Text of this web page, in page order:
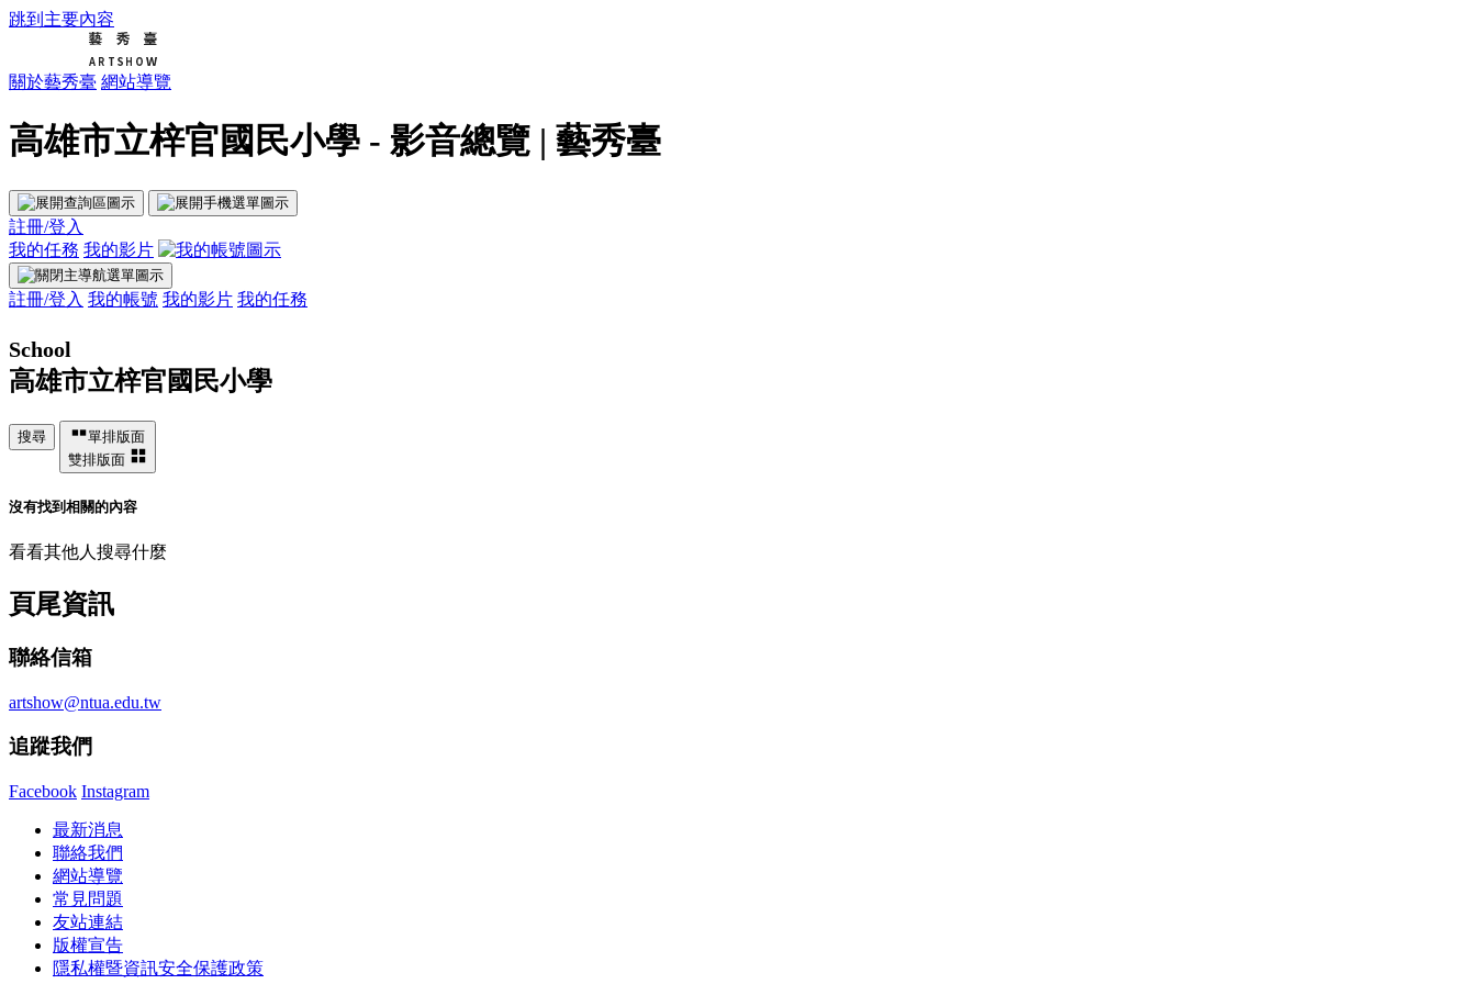
跳到主要內容
關於藝秀臺 網站導覽
高雄市立梓官國民小學 - 影音總覽 | 藝秀臺
註冊/登入
我的任務 我的影片
註冊/登入 我的帳號 我的影片 我的任務
School
高雄市立梓官國民小學
搜尋
單排版面
雙排版面
沒有找到相關的內容
看看其他人搜尋什麼
頁尾資訊
聯絡信箱
artshow@ntua.edu.tw
追蹤我們
Facebook Instagram
最新消息
聯絡我們
網站導覽
常見問題
友站連結
版權宣告
隱私權暨資訊安全保護政策